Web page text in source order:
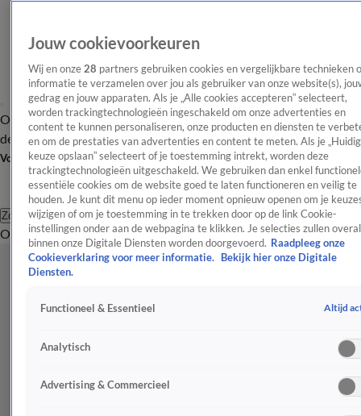
OverzichtAfleveringen Entertainment TV Algemeen
Tip
de redactieNieuwsbrief
Volg Shownieuws
Zoeken
OverzichtEntertainmentSpraakmakendRealityCrimeVideo's
Jouw cookievoorkeuren
Wij en onze 28 partners gebruiken cookies en vergelijkbare technieken
informatie te verzamelen over jou als gebruiker van onze website(s),
gedrag en jouw apparaten. Als je „Alle cookies accepteren” selecteert,
worden trackingtechnologieën ingeschakeld om onze advertenties en
content te kunnen personaliseren, onze producten en diensten te
en om de prestaties van advertenties en content te meten. Als je
keuze opslaan” selecteert of je toestemming intrekt, worden deze
trackingtechnologieën uitgeschakeld. We gebruiken dan enkel
essentiële cookies om de website goed te laten functioneren en veilig te
houden. Je kunt dit menu op ieder moment opnieuw openen om je
wijzigen of om je toestemming in te trekken door op de link Cookie-
instellingen onder aan de webpagina te klikken. Je selecties zullen overal
binnen onze Digitale Diensten worden doorgevoerd. Raadpleeg onze
Cookieverklaring voor meer informatie.
Bekijk hier onze Digitale
Diensten.
Functioneel & Essentieel Altijd
Analytisch
Advertising & Commercieel